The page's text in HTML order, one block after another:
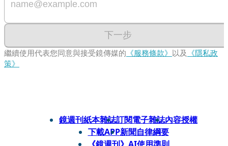
下一步
繼續使用代表您同意與接受鏡傳媒的 《服務條款》 以及 《隱私政
策》
鏡週刊紙本雜誌訂閱電子雜誌內容授權
下載APP新聞自律綱要